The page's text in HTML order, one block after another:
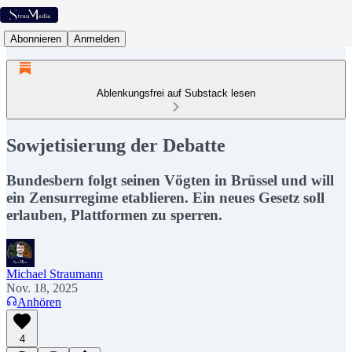
Abonnieren Anmelden
Ablenkungsfrei auf Substack lesen
Sowjetisierung der Debatte
Bundesbern folgt seinen Vögten in Brüssel und will
ein Zensurregime etablieren. Ein neues Gesetz soll
erlauben, Plattformen zu sperren.
Michael Straumann
Nov. 18, 2025
Anhören
4